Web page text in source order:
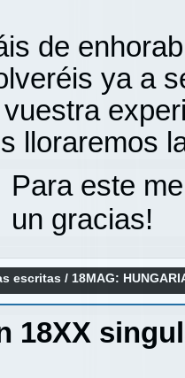
de
ya a
lloraremos
Para este
un gracias!
escritas /18MAG:
18XX